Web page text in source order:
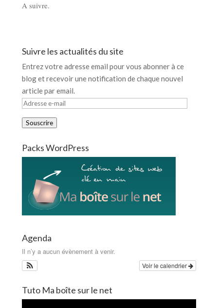
A suivre.
Suivre les actualités du site
Entrez votre adresse email pour vous abonner à ce
blog et recevoir une notification de chaque nouvel
article par email.
Adresse
mail
Souscrire
Packs WordPress
Agenda
Il n’y a aucun évènement à venir.
Voir le calendrier
Tuto Ma boîte sur le net